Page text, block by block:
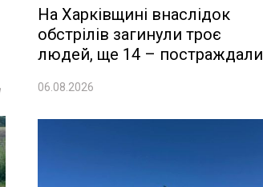
На Харківщині внаслідок
обстрілів загинули троє
людей, ще 14 – постраждали
06.08.2026